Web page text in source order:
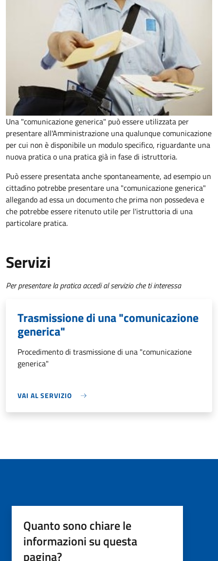
Una "comunicazione generica" può essere utilizzata per
presentare all'Amministrazione una qualunque comunicazione
per cui non è disponibile un modulo specifico, riguardante una
nuova pratica o una pratica già in fase di istruttoria.
Può essere presentata anche spontaneamente, ad esempio un
cittadino potrebbe presentare una "comunicazione generica"
allegando ad essa un documento che prima non possedeva e
che potrebbe essere ritenuto utile per l'istruttoria di una
particolare pratica.
Servizi
Per presentare la pratica accedi al servizio che ti interessa
Trasmissione di una "comunicazione
generica"
Procedimento di trasmissione di una "comunicazione
generica"
VAI AL SERVIZIO
Quanto sono chiare le
informazioni su questa
pagina?